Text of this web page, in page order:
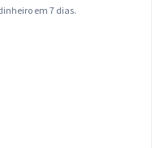
em 7 dias.